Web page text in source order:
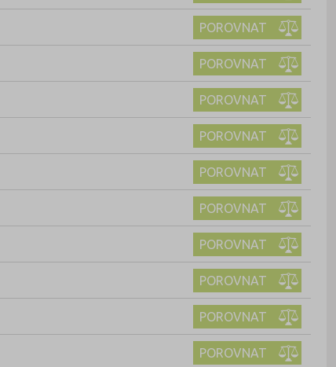
POROVNAT
POROVNAT
POROVNAT
POROVNAT
POROVNAT
POROVNAT
POROVNAT
POROVNAT
POROVNAT
POROVNAT